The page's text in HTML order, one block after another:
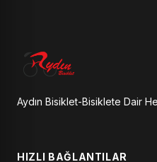
Aydın Bisiklet-Bisiklete Dair
HIZLI BAĞLANTILAR